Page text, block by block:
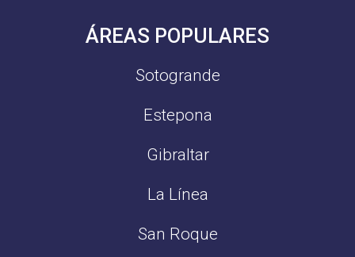
ÁREAS POPULARES
Sotogrande
Estepona
Gibraltar
La Línea
San Roque